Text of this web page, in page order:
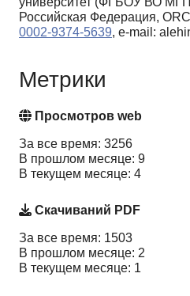
Российская Федерация,
0002-9374-5639, e-mail:
Метрики
Просмотров web
За все время: 3256
В прошлом месяце: 9
В текущем месяце: 4
Скачиваний PDF
За все время: 1503
В прошлом месяце: 2
В текущем месяце: 1